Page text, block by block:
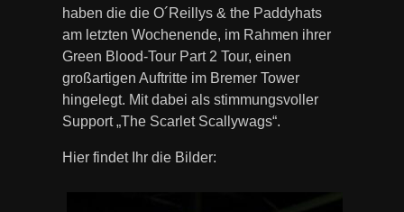
haben die die O´Reillys & the Paddyhats
am letzten Wochenende, im Rahmen ihrer
Green Blood-Tour Part 2 Tour, einen
großartigen Auftritte im Bremer Tower
hingelegt. Mit dabei als stimmungsvoller
Support „The Scarlet Scallywags“.
Hier findet Ihr die Bilder: